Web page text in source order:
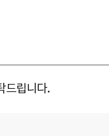
드립니다.